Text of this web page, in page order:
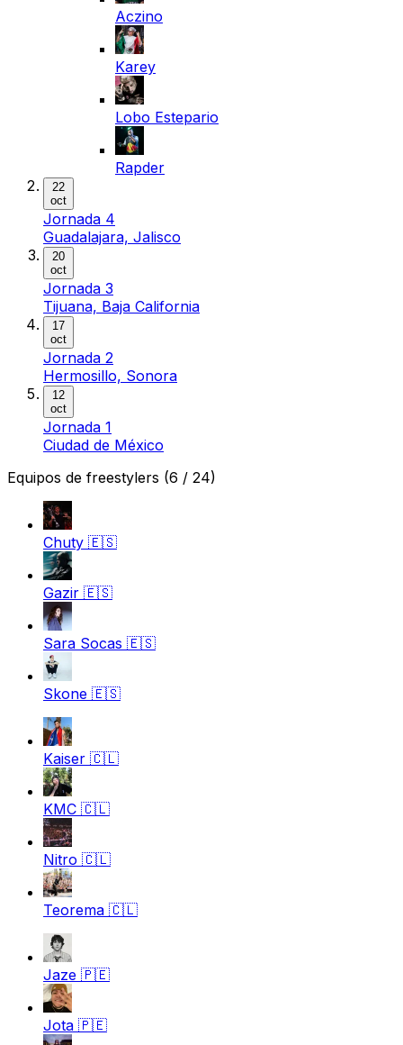
Aczino
Karey
Lobo Estepario
Rapder
22
oct
Jornada 4
Guadalajara, Jalisco
20
oct
Jornada 3
Tijuana, Baja California
17
oct
Jornada 2
Hermosillo, Sonora
12
oct
Jornada 1
Ciudad de México
Equipos de freestylers (6 / 24)
Chuty 🇪🇸
Gazir 🇪🇸
Sara Socas 🇪🇸
Skone 🇪🇸
Kaiser 🇨🇱
KMC 🇨🇱
Nitro 🇨🇱
Teorema 🇨🇱
Jaze 🇵🇪
Jota 🇵🇪